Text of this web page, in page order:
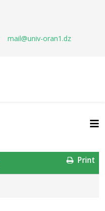
mail@univ-oran1.dz
Print